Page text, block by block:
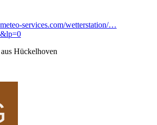
services.com/wetterstation/…
Hückelhoven